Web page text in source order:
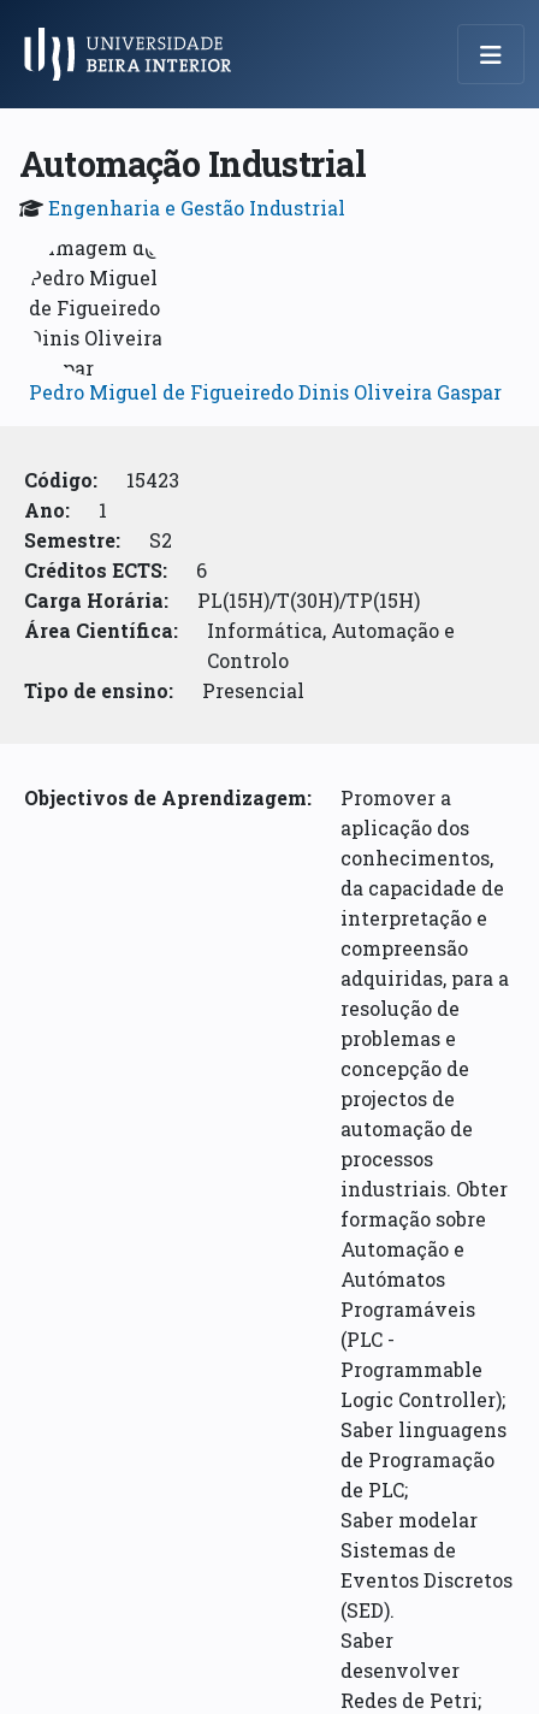
Menu Principal
Automação Industrial
Engenharia e Gestão Industrial
Pedro Miguel de Figueiredo Dinis Oliveira Gaspar
Código:
15423
Ano:
1
Semestre:
S2
Créditos ECTS:
6
Carga Horária:
PL(15H)/T(30H)/TP(15H)
Área Científica:
Informática, Automação e
Controlo
Tipo de ensino:
Presencial
Objectivos de Aprendizagem:
Promover a
aplicação dos
conhecimentos,
da capacidade de
interpretação e
compreensão
adquiridas, para a
resolução de
problemas e
concepção de
projectos de
automação de
processos
industriais. Obter
formação sobre
Automação e
Autómatos
Programáveis
(PLC -
Programmable
Logic Controller);
Saber linguagens
de Programação
de PLC;
Saber modelar
Sistemas de
Eventos Discretos
(SED).
Saber
desenvolver
Redes de Petri;